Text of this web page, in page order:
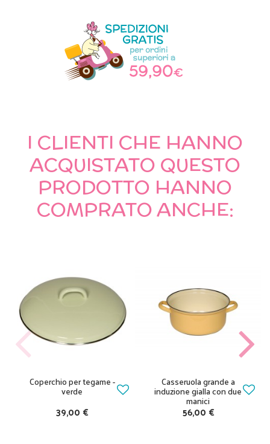
I CLIENTI CHE HANNO
ACQUISTATO QUESTO
PRODOTTO HANNO
COMPRATO ANCHE:
Coperchio per tegame -
verde
39,00 €
Casseruola grande a
induzione gialla con due
manici
56,00 €